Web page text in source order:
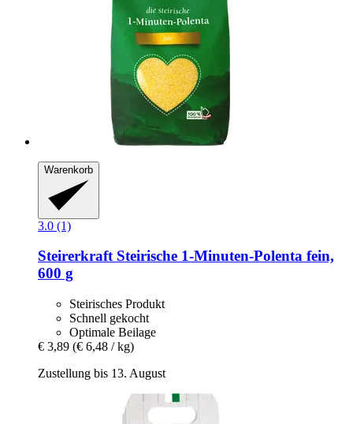
Warenkorb
3.0 (1)
SteirerkraftSteirische 1-​Minuten-​Polenta fein,
600 g
Steirisches Produkt
Schnell gekocht
Optimale Beilage
€ 3,89 (€ 6,48 / kg)
Zustellung bis 13. August